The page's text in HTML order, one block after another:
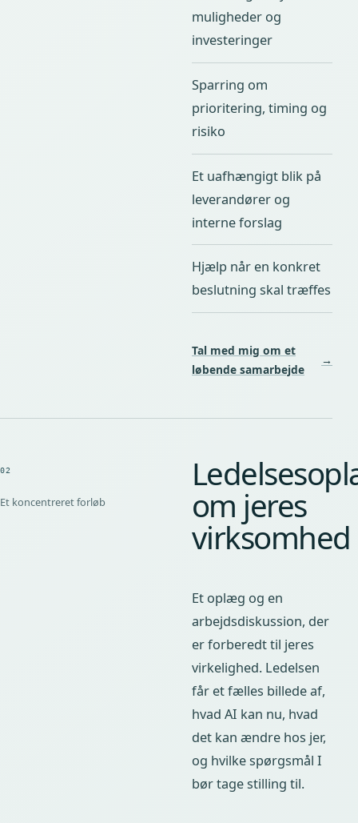
muligheder og
investeringer
Sparring om
prioritering, timing og
risiko
Et uafhængigt blik på
leverandører og
interne forslag
Hjælp når en konkret
beslutning skal træffes
Tal med mig om et
løbende samarbejde
→
02
Et koncentreret forløb om jeres
virksomhed
Et oplæg og en
arbejdsdiskussion, der
er forberedt til jeres
virkelighed. Ledelsen
får et fælles billede af,
hvad AI kan nu, hvad
det kan ændre hos jer,
og hvilke spørgsmål I
bør tage stilling til.